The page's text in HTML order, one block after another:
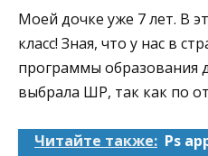
Моей дочке уже 7 лет. В
класс! Зная, что у нас в
программы образования
выбрала ШР, так как по
Читайте также: Ps